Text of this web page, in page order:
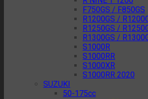
F750GS / F850GS
R1200GS /
R1250GS /
R1300GS /
S1000R
S1000RR
S1000XR
S1000RR 2020
SUZUKI
50-175cc